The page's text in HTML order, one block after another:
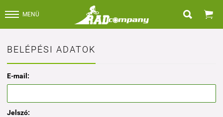
MENÜ  
BELÉPÉSI ADATOK
E-mail:
Jelszó: